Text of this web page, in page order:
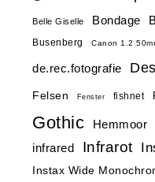
Belle Giselle Bondage
Busenberg Canon 1.2
de.rec.fotografie
Felsen Fenster fishnet
Gothic Hemmoor
infrared Infrarot
Instax Wide